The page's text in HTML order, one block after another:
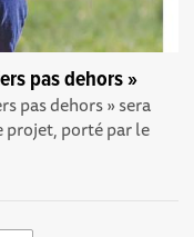
pas dehors »
pas dehors » sera
projet, porté par le